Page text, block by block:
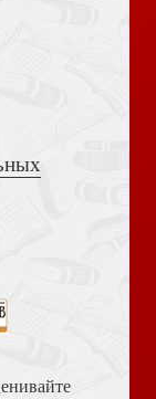
(2024)